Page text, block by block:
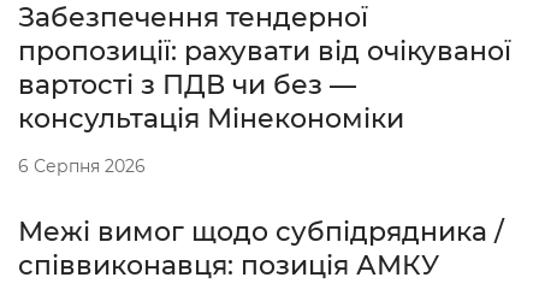
Забезпечення тендерної
пропозиції: рахувати від очікуваної
вартості з ПДВ чи без —
консультація Мінекономіки
6 Серпня 2026
Межі вимог щодо субпідрядника /
співвиконавця: позиція АМКУ